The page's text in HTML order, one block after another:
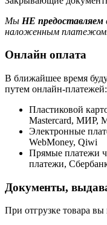
Мы НЕ предоставляем
наложенным
Онлайн оплата
В ближайшее время
путем онлайн-платежей:
Пластиковой
Mastercard, МИР,
Электронные
WebMoney, Qiwi
Прямые платежи
платежи,
Документы,
При отгрузке товара вы